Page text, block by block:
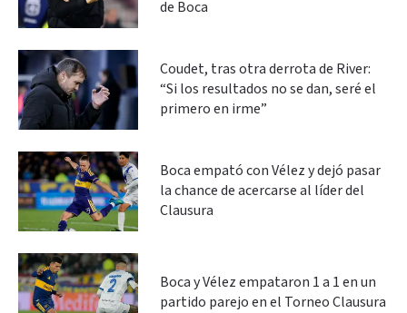
de Boca
Coudet, tras otra derrota de River:
“Si los resultados no se dan, seré el
primero en irme”
Boca empató con Vélez y dejó pasar
la chance de acercarse al líder del
Clausura
Boca y Vélez empataron 1 a 1 en un
partido parejo en el Torneo Clausura